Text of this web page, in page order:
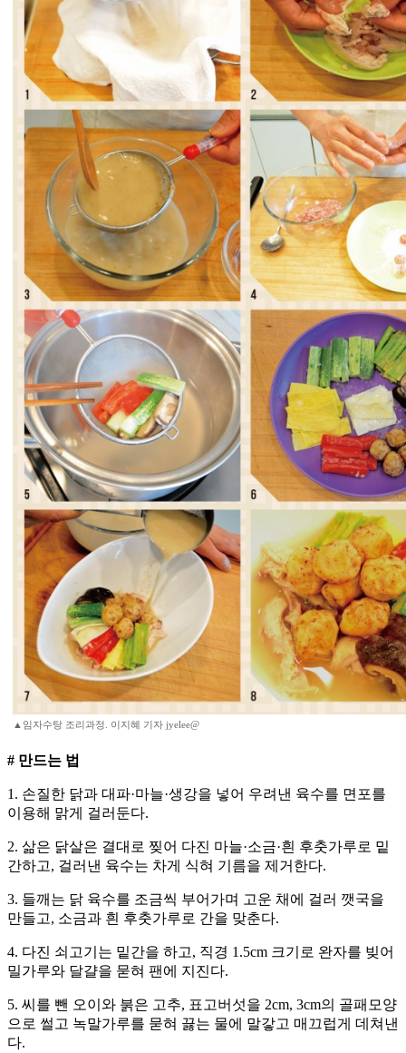
▲임자수탕 조리과정. 이지혜 기자 jyelee@
# 만드는 법
1. 손질한 닭과 대파·마늘·생강을 넣어 우려낸 육수를 면포를
이용해 맑게 걸러둔다.
2. 삶은 닭살은 결대로 찢어 다진 마늘·소금·흰 후춧가루로 밑
간하고, 걸러낸 육수는 차게 식혀 기름을 제거한다.
3. 들깨는 닭 육수를 조금씩 부어가며 고운 채에 걸러 깻국을
만들고, 소금과 흰 후춧가루로 간을 맞춘다.
4. 다진 쇠고기는 밑간을 하고, 직경 1.5cm 크기로 완자를 빚어
밀가루와 달걀을 묻혀 팬에 지진다.
5. 씨를 뺀 오이와 붉은 고추, 표고버섯을 2cm, 3cm의 골패모양
으로 썰고 녹말가루를 묻혀 끓는 물에 말갛고 매끄럽게 데쳐낸
다.